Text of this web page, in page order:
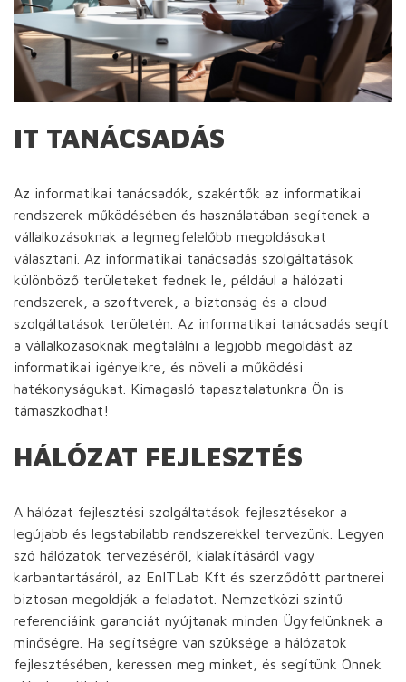
IT TANÁCSADÁS
Az informatikai tanácsadók, szakértők az informatikai
rendszerek működésében és használatában segítenek a
vállalkozásoknak a legmegfelelőbb megoldásokat
választani. Az informatikai tanácsadás szolgáltatások
különböző területeket fednek le, például a hálózati
rendszerek, a szoftverek, a biztonság és a cloud
szolgáltatások területén. Az informatikai tanácsadás segít
a vállalkozásoknak megtalálni a legjobb megoldást az
informatikai igényeikre, és növeli a működési
hatékonyságukat. Kimagasló tapasztalatunkra Ön is
támaszkodhat!
HÁLÓZAT FEJLESZTÉS
A hálózat fejlesztési szolgáltatások fejlesztésekor a
legújabb és legstabilabb rendszerekkel tervezünk. Legyen
szó hálózatok tervezéséről, kialakításáról vagy
karbantartásáról, az EnITLab Kft és szerződött partnerei
biztosan megoldják a feladatot. Nemzetközi szintű
referenciáink garanciát nyújtanak minden Ügyfelünknek a
minőségre. Ha segítségre van szüksége a hálózatok
fejlesztésében, keressen meg minket, és segítünk Önnek